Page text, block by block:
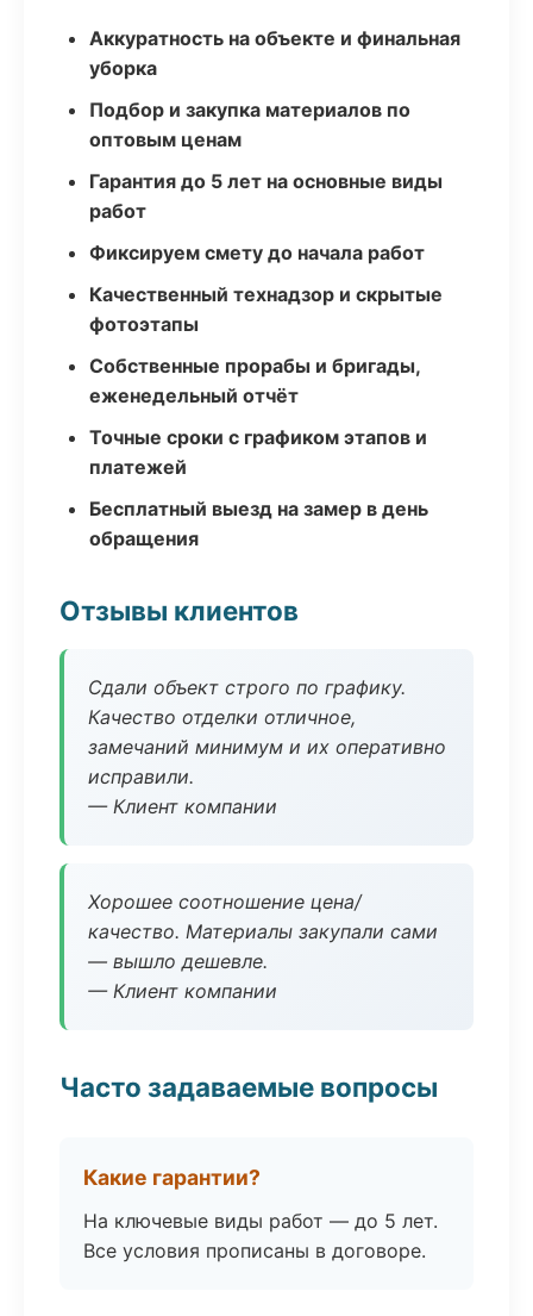
Аккуратность на объекте и финальная
уборка
Подбор и закупка материалов по
оптовым ценам
Гарантия до 5 лет на основные виды
работ
Фиксируем смету до начала работ
Качественный технадзор и скрытые
фотоэтапы
Собственные прорабы и бригады,
еженедельный отчёт
Точные сроки с графиком этапов и
платежей
Бесплатный выезд на замер в день
обращения
Отзывы клиентов
Сдали объект строго по графику.
Качество отделки отличное,
замечаний минимум и их оперативно
исправили.
— Клиент компании
Хорошее соотношение цена/
качество. Материалы закупали сами
— вышло дешевле.
— Клиент компании
Часто задаваемые вопросы
Какие гарантии?
На ключевые виды работ — до 5 лет.
Все условия прописаны в договоре.